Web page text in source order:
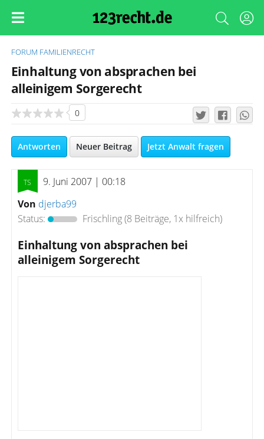
FORUM FAMILIENRECHT
Einhaltung von absprachen bei
alleinigem Sorgerecht
0
Antworten Neuer Beitrag Jetzt Anwalt fragen
9. Juni 2007 | 00:18
Von djerba99
Status:
Frischling(8 Beiträge, 1x hilfreich)
Einhaltung von absprachen bei
alleinigem Sorgerecht